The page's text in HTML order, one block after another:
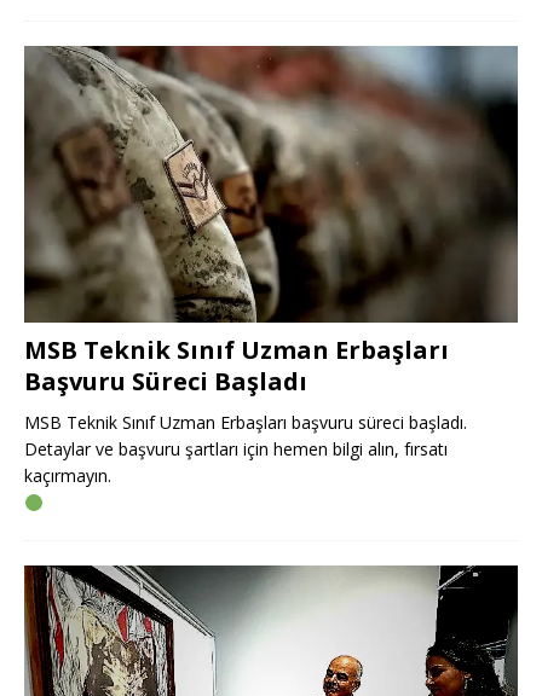
MSB Teknik Sınıf Uzman Erbaşları
Başvuru Süreci Başladı
MSB Teknik Sınıf Uzman Erbaşları başvuru süreci başladı.
Detaylar ve başvuru şartları için hemen bilgi alın, fırsatı
kaçırmayın.